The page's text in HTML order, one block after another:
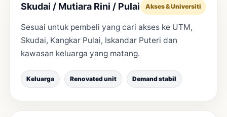
Skudai / Mutiara Rini / Pulai Akses & Universiti
Sesuai untuk pembeli yang cari akses ke UTM,
Skudai, Kangkar Pulai, Iskandar Puteri dan
kawasan keluarga yang matang.
Keluarga Renovated unit Demand stabil